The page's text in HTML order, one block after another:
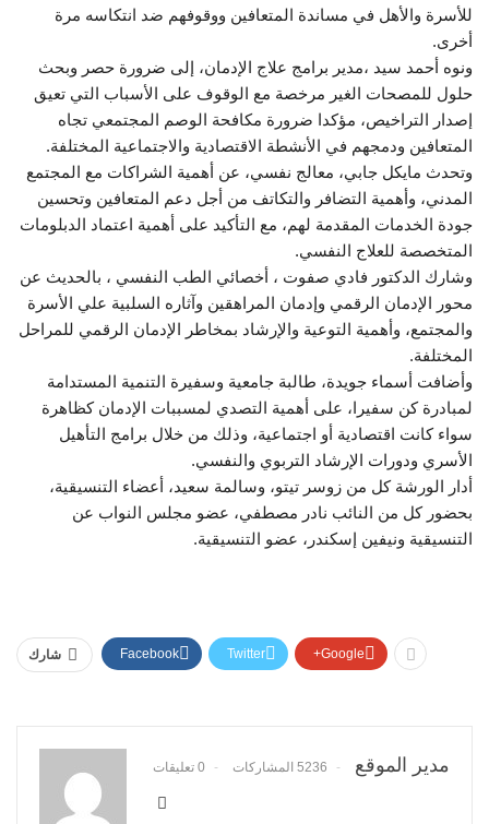
للأسرة والأهل في مساندة المتعافين ووقوفهم ضد انتكاسه مرة
أخرى.
ونوه أحمد سيد ،مدير برامج علاج الإدمان، إلى ضرورة حصر وبحث
حلول للمصحات الغير مرخصة مع الوقوف على الأسباب التي تعيق
إصدار التراخيص، مؤكدا ضرورة مكافحة الوصم المجتمعي تجاه
المتعافين ودمجهم في الأنشطة الاقتصادية والاجتماعية المختلفة.
وتحدث مايكل جابي، معالج نفسي، عن أهمية الشراكات مع المجتمع
المدني، وأهمية التضافر والتكاتف من أجل دعم المتعافين وتحسين
جودة الخدمات المقدمة لهم، مع التأكيد على أهمية اعتماد الدبلومات
المتخصصة للعلاج النفسي.
وشارك الدكتور فادي صفوت ، أخصائي الطب النفسي ، بالحديث عن
محور الإدمان الرقمي وإدمان المراهقين وآثاره السلبية علي الأسرة
والمجتمع، وأهمية التوعية والإرشاد بمخاطر الإدمان الرقمي للمراحل
المختلفة.
وأضافت أسماء جويدة، طالبة جامعية وسفيرة التنمية المستدامة
لمبادرة كن سفيرا، على أهمية التصدي لمسببات الإدمان كظاهرة
سواء كانت اقتصادية أو اجتماعية، وذلك من خلال برامج التأهيل
الأسري ودورات الإرشاد التربوي والنفسي.
أدار الورشة كل من زوسر تيتو، وسالمة سعيد، أعضاء التنسيقية،
بحضور كل من النائب نادر مصطفي، عضو مجلس النواب عن
التنسيقية ونيفين إسكندر، عضو التنسيقية.
شارك Facebook Twitter Google+
مدير الموقع 5236 المشاركات 0 تعليقات